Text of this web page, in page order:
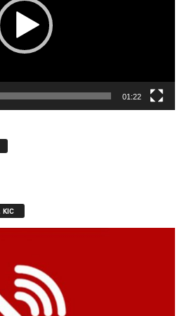
01:22
KIC